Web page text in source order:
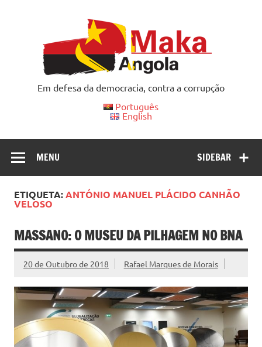
Em defesa da democracia, contra a corrupção
Português
English
SIDEBAR
MENU
ETIQUETA:ANTÓNIO MANUEL PLÁCIDO CANHÃO
VELOSO
MASSANO: O MUSEU DA PILHAGEM NO BNA
20 de Outubro de 2018 Rafael Marques de Morais